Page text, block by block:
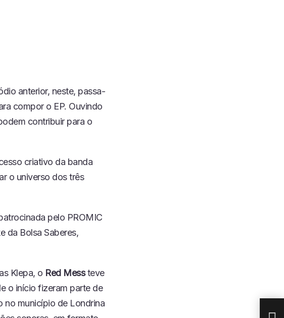
anterior, neste, passa-
compor o EP. Ouvindo
contribuir para o
criativo da banda
o universo dos três
pelo PROMIC
da Bolsa Saberes,
Klepa, o Red Messteve
o início fizeram parte de
no município de Londrina